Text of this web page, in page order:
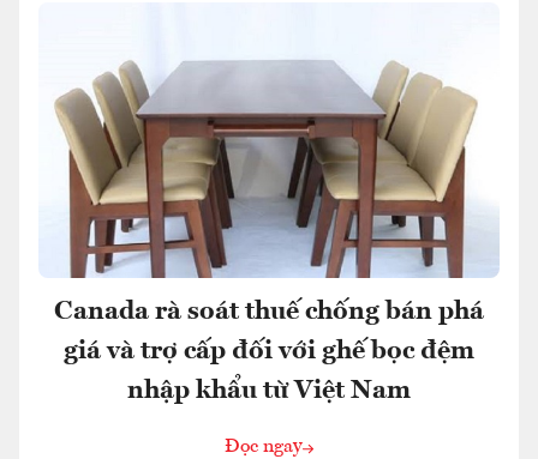
Canada rà soát thuế chống bán phá
giá và trợ cấp đối với ghế bọc đệm
nhập khẩu từ Việt Nam
Đọc ngay